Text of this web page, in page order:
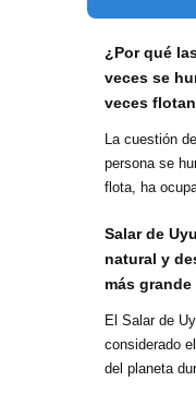
¿Por qué
veces se
veces
La cuestión
persona se
flota, ha
Salar de
natural y
más
El Salar de
considerado
del planeta